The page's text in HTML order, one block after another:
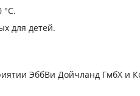
°С.
для детей.
ЭббВи Дойчланд ГмбХ и